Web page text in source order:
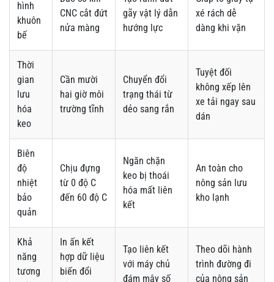
hình
khuôn
bế
CNC cắt đứt
nửa màng
gãy vật lý dẫn
hướng lực
xé rách dễ
dàng khi vặn
Thời
gian
lưu
hóa
keo
Cần mười
hai giờ môi
trường tĩnh
Chuyển đổi
trạng thái từ
dẻo sang rắn
Tuyệt đối
không xếp lên
xe tải ngay sau
dán
Biên
độ
nhiệt
bảo
quản
Chịu đựng
từ 0 độ C
đến 60 độ C
Ngăn chặn
keo bị thoái
hóa mất liên
kết
An toàn cho
nông sản lưu
kho lạnh
Khả
năng
tương
In ấn kết
hợp dữ liệu
biến đổi
Tạo liên kết
với máy chủ
đám mây số
Theo dõi hành
trình đường đi
của nông sản